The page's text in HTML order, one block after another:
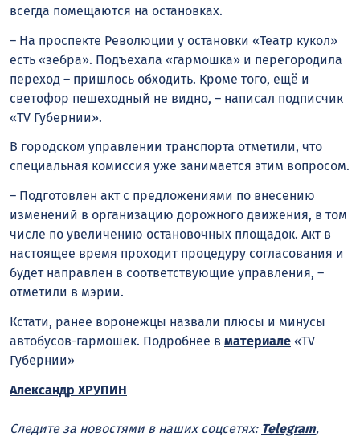
всегда помещаются на остановках.
– На проспекте Революции у остановки «Театр кукол»
есть «зебра». Подъехала «гармошка» и перегородила
переход – пришлось обходить. Кроме того, ещё и
светофор пешеходный не видно, – написал подписчик
«TV Губернии».
В городском управлении транспорта отметили, что
специальная комиссия уже занимается этим вопросом.
– Подготовлен акт с предложениями по внесению
изменений в организацию дорожного движения, в том
числе по увеличению остановочных площадок. Акт в
настоящее время проходит процедуру согласования и
будет направлен в соответствующие управления, –
отметили в мэрии.
Кстати, ранее воронежцы назвали плюсы и минусы
автобусов-гармошек. Подробнее в материале «TV
Губернии»
Александр ХРУПИН
Следите за новостями в наших соцсетях: Telegram,